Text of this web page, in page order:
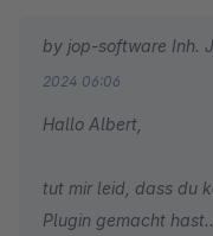
by jop-software Inh.
2024 06:06
Hallo Albert,
tut mir leid, dass du
Plugin gemacht hast.